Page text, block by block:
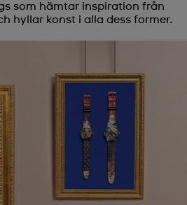
som hämtar inspiration från
hyllar konst i alla dess former.